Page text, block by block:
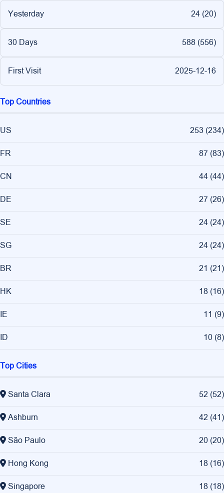
Yesterday 24 (20)
30 Days 588 (556)
First Visit 2025-12-16
Top Countries
US 253 (234)
FR 87 (83)
CN 44 (44)
DE 27 (26)
SE 24 (24)
SG 24 (24)
BR 21 (21)
HK 18 (16)
IE 11 (9)
ID 10 (8)
Top Cities
Santa Clara 52 (52)
Ashburn 42 (41)
São Paulo 20 (20)
Hong Kong 18 (16)
Singapore 18 (18)